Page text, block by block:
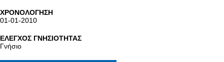
ΧΡΟΝΟΛΟΓΗΣΗ
01-01-2010
ΕΛΕΓΧΟΣ ΓΝΗΣΙΟΤΗΤΑΣ
Γνήσιο